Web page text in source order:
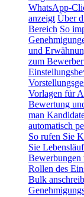
WhatsApp-
anzeigt Über
Bereich So
und
zum
Vorlagen für
Bewertung
man
automatisch
So rufen Sie
Sie
Bewerbungen
Rollen des
Bulk